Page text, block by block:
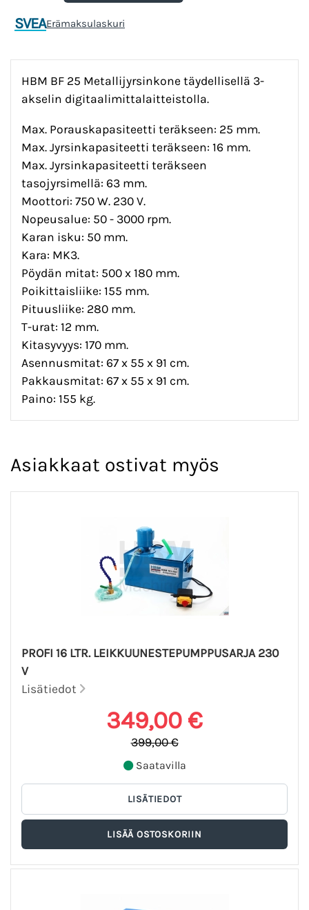
SVEAErämaksulaskuri
HBM BF 25 Metallijyrsinkone täydellisellä 3-
akselin digitaalimittalaitteistolla.
Max. Porauskapasiteetti teräkseen: 25 mm.
Max. Jyrsinkapasiteetti teräkseen: 16 mm.
Max. Jyrsinkapasiteetti teräkseen
tasojyrsimellä: 63 mm.
Moottori: 750 W. 230 V.
Nopeusalue: 50 - 3000 rpm.
Karan isku: 50 mm.
Kara: MK3.
Pöydän mitat: 500 x 180 mm.
Poikittaisliike: 155 mm.
Pituusliike: 280 mm.
T-urat: 12 mm.
Kitasyvyys: 170 mm.
Asennusmitat: 67 x 55 x 91 cm.
Pakkausmitat: 67 x 55 x 91 cm.
Paino: 155 kg.
Asiakkaat ostivat myös
PROFI 16 LTR. LEIKKUUNESTEPUMPPUSARJA 230
V
Lisätiedot
349,00 €
399,00 €
Saatavilla